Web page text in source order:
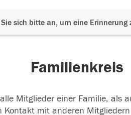
sich bitte an, um eine Erinnerung
Familienkreis
Mitglieder einer Familie, als
Kontakt mit anderen